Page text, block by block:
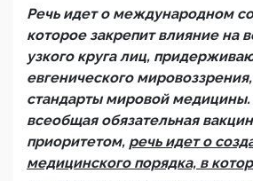
Речь идет о международном
которое закрепит влияние на
узкого круга лиц,
евгенического
стандарты мировой медицины.
всеобщая обязательная
приоритетом, речь идет о
медицинского порядка, в